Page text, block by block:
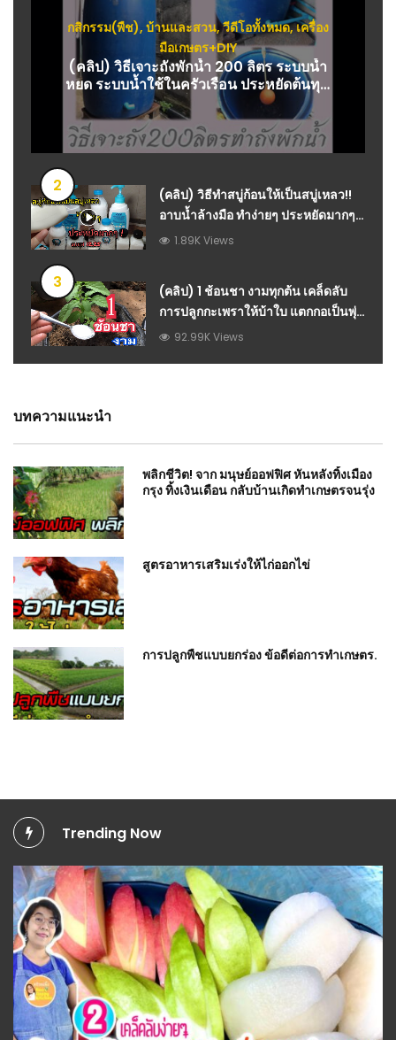
กสิกรรม(พืช), บ้านและสวน,วีดีโอทั้งหมด,เครื่อง
มือเกษตร+DIY
(คลิป) วิธีเจาะถังพักน้ำ 200 ลิตร ระบบน้ำ
หยด ระบบน้ำใช้ในครัวเรือน ประหยัดต้นทุน
: วีดีโอ เกษตร
2
(คลิป) วิธีทำสบู่ก้อนให้เป็นสบู่เหลว!!
อาบน้ำล้างมือ ทำง่ายๆ ประหยัดมากๆ :
วีดีโอ เกษตร
1.89K Views
3
(คลิป) 1 ช้อนชา งามทุกต้น เคล็ดลับ
การปลูกกะเพราให้บ้าใบ แตกกอเป็นพุ่ม
สวยแบบเจ้าของสวนกะเพราบอกสูตร!
92.99K Views
บทความแนะนำ
พลิกชีวิต! จาก มนุษย์ออฟฟิศ หันหลังทิ้งเมือง
กรุง ทิ้งเงินเดือน กลับบ้านเกิดทำเกษตรจนรุ่ง
สูตรอาหารเสริมเร่งให้ไก่ออกไข่
การปลูกพืชแบบยกร่อง ข้อดีต่อการทำเกษตร.
Trending Now